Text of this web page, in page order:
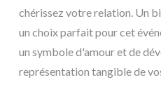
chérissez votre relation. Un
un choix parfait pour cet
un symbole d'amour et de
représentation tangible de